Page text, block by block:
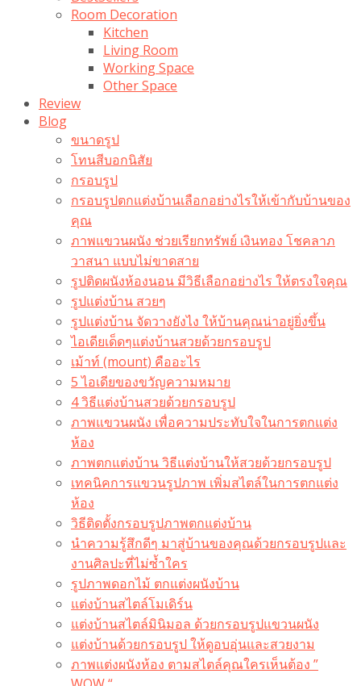
Room Decoration
Kitchen
Living Room
Working Space
Other Space
Review
Blog
ขนาดรูป
โทนสีบอกนิสัย
กรอบรูป
กรอบรูปตกแต่งบ้านเลือกอย่างไรให้เข้ากับบ้านของ
คุณ
ภาพแขวนผนัง ช่วยเรียกทรัพย์ เงินทอง โชคลาภ
วาสนา แบบไม่ขาดสาย
รูปติดผนังห้องนอน มีวิธีเลือกอย่างไร ให้ตรงใจคุณ
รูปแต่งบ้าน สวยๆ
รูปแต่งบ้าน จัดวางยังไง ให้บ้านคุณน่าอยู่ยิ่งขึ้น
ไอเดียเด็ดๆแต่งบ้านสวยด้วยกรอบรูป
เม้าท์ (mount) คืออะไร​
5 ไอเดียของขวัญความหมาย
4 วิธีแต่งบ้านสวยด้วยกรอบรูป
ภาพแขวนผนัง เพื่อความประทับใจในการตกแต่ง
ห้อง
ภาพตกแต่งบ้าน วิธีแต่งบ้านให้สวยด้วยกรอบรูป
เทคนิคการแขวนรูปภาพ เพิ่มสไตล์ในการตกแต่ง
ห้อง
วิธีติดตั้งกรอบรูปภาพตกแต่งบ้าน
นำความรู้สึกดีๆ มาสู่บ้านของคุณด้วยกรอบรูปและ
งานศิลปะที่ไม่ซ้ำใคร
รูปภาพดอกไม้ ตกแต่งผนังบ้าน
แต่งบ้านสไตล์โมเดิร์น
แต่งบ้านสไตล์มินิมอล ด้วยกรอบรูปแขวนผนัง
แต่งบ้านด้วยกรอบรูป ให้ดูอบอุ่นและสวยงาม
ภาพแต่งผนังห้อง ตามสไตล์คุณใครเห็นต้อง ”